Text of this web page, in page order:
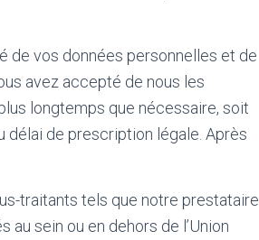
de vos données personnelles et de
avez accepté de nous les
longtemps que nécessaire, soit
délai de prescription légale. Après
traitants tels que notre prestataire
sein ou en dehors de l’Union